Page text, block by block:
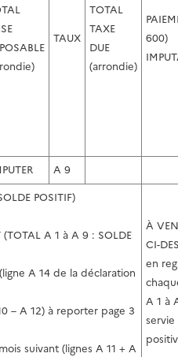
TAUX
TOTAL
TAXE
DUE
(arrondie)
600)
A 9
POSITIF)
(TOTAL A 1 à A 9 : SOLDE
(ligne A 14 de la déclaration
– A 12) à reporter page 3
suivant (lignes A 11 + A
À
CI-
en
A 1 à